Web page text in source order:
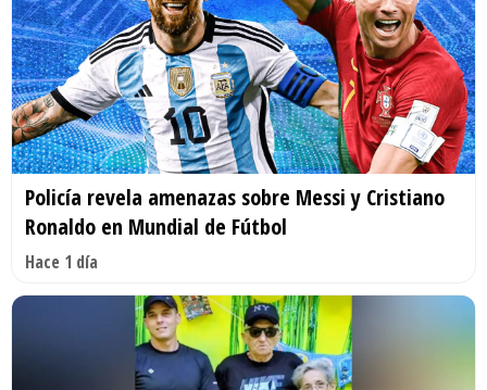
Policía revela amenazas sobre Messi y Cristiano
Ronaldo en Mundial de Fútbol
Hace 1 día